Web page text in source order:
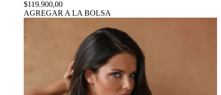
$119.900,00
AGREGAR A LA BOLSA